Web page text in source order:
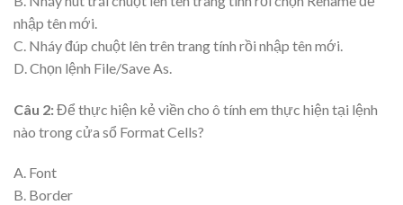
nhập tên mới.
C. Nháy đúp chuột lên trên trang tính rồi nhập tên mới.
D. Chọn lệnh File/Save As.
Câu 2:Để thực hiện kẻ viền cho ô tính em thực hiện tại lệnh
nào trong cửa sổ Format Cells?
A. Font
B. Border